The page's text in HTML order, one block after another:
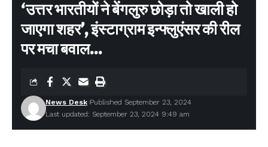
‘उत्तर भारतीयों ने बेंगलुरु छोड़ा तो खाली हो
जाएगा शहर’, इंस्टाग्राम इन्फ्लुएंसर की रील
पर मचा बवाल…
Last updated: September 23, 2024 9:49 am
News Desk Published September 23, 2024